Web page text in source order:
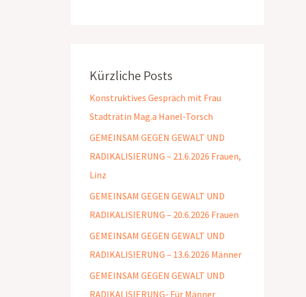
Kürzliche Posts
Konstruktives Gespräch mit Frau
Stadträtin Mag.a Hanel-Torsch
GEMEINSAM GEGEN GEWALT UND
RADIKALISIERUNG – 21.6.2026 Frauen,
Linz
GEMEINSAM GEGEN GEWALT UND
RADIKALISIERUNG – 20.6.2026 Frauen
GEMEINSAM GEGEN GEWALT UND
RADIKALISIERUNG – 13.6.2026 Männer
GEMEINSAM GEGEN GEWALT UND
RADIKALISIERUNG- Für Männer